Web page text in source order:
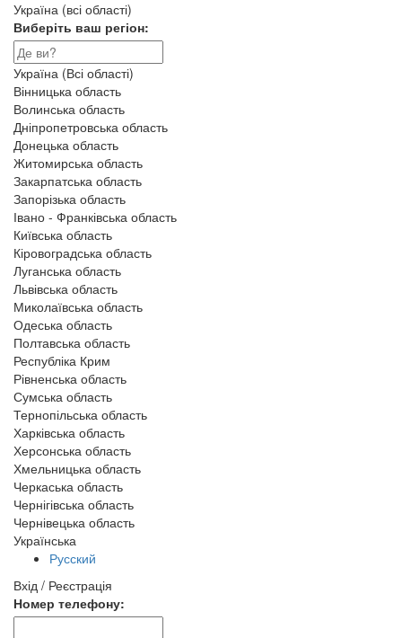
Україна (всі області)
Виберіть ваш регіон:
Україна (Всі області)
Вінницька область
Волинська область
Дніпропетровська область
Донецька область
Житомирська область
Закарпатська область
Запорізька область
Івано - Франківська область
Київська область
Кіровоградська область
Луганська область
Львівська область
Миколаївська область
Одеська область
Полтавська область
Республіка Крим
Рівненська область
Сумська область
Тернопільська область
Харківська область
Херсонська область
Хмельницька область
Черкаська область
Чернігівська область
Чернівецька область
Українська
Русский
Вхід / Реєстрація
Номер телефону: